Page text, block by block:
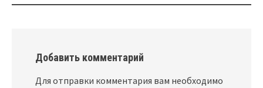
Добавить комментарий
Для отправки комментария вам необходимо